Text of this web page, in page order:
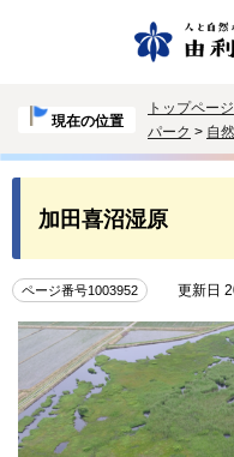
現在の位置
トップページ
パーク > 自
加田喜沼湿原
ページ番号1003952 更新日